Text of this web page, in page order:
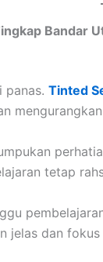
Bandar
panas. Tinted
tetap
jelas dan